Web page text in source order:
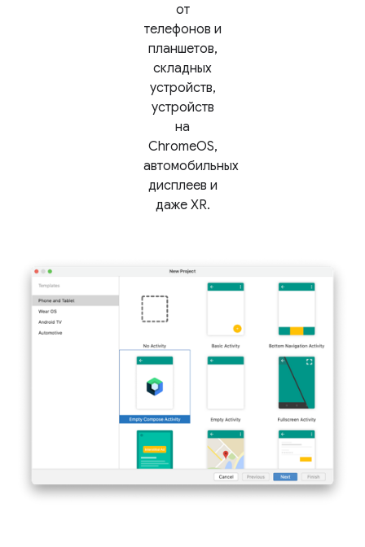
от
телефонов и
планшетов,
складных
устройств,
устройств
на
ChromeOS,
автомобильных
дисплеев и
даже XR.